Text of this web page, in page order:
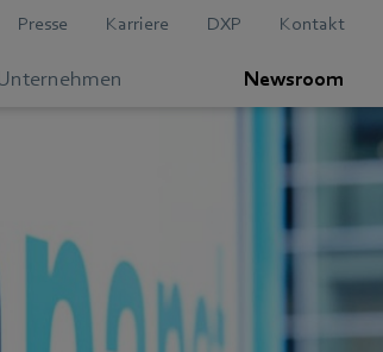
Presse Karriere DXP Kontakt
Newsroom